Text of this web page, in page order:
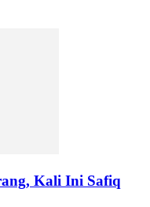
Kali Ini Safiq